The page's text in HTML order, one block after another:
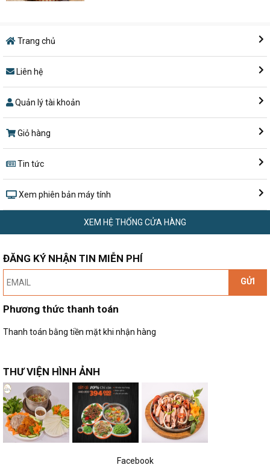
Trang chủ
Liên hệ
Quản lý tài khoản
Giỏ hàng
Tin tức
Xem phiên bản máy tính
XEM HỆ THỐNG CỬA HÀNG
ĐĂNG KÝ NHẬN TIN MIỄN PHÍ
GỬI
Phương thức thanh toán
Thanh toán bằng tiền mặt khi nhận hàng
THƯ VIỆN HÌNH ẢNH
Facebook